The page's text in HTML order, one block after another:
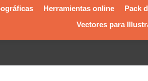
Herramientas online Pack
Vectores para